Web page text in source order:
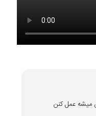
میشه عمل کنن